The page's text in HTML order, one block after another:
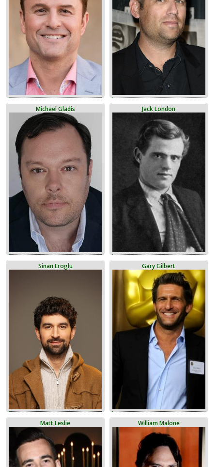
Michael Gladis Jack London
Sinan Eroglu Gary Gilbert
Matt Leslie William Malone